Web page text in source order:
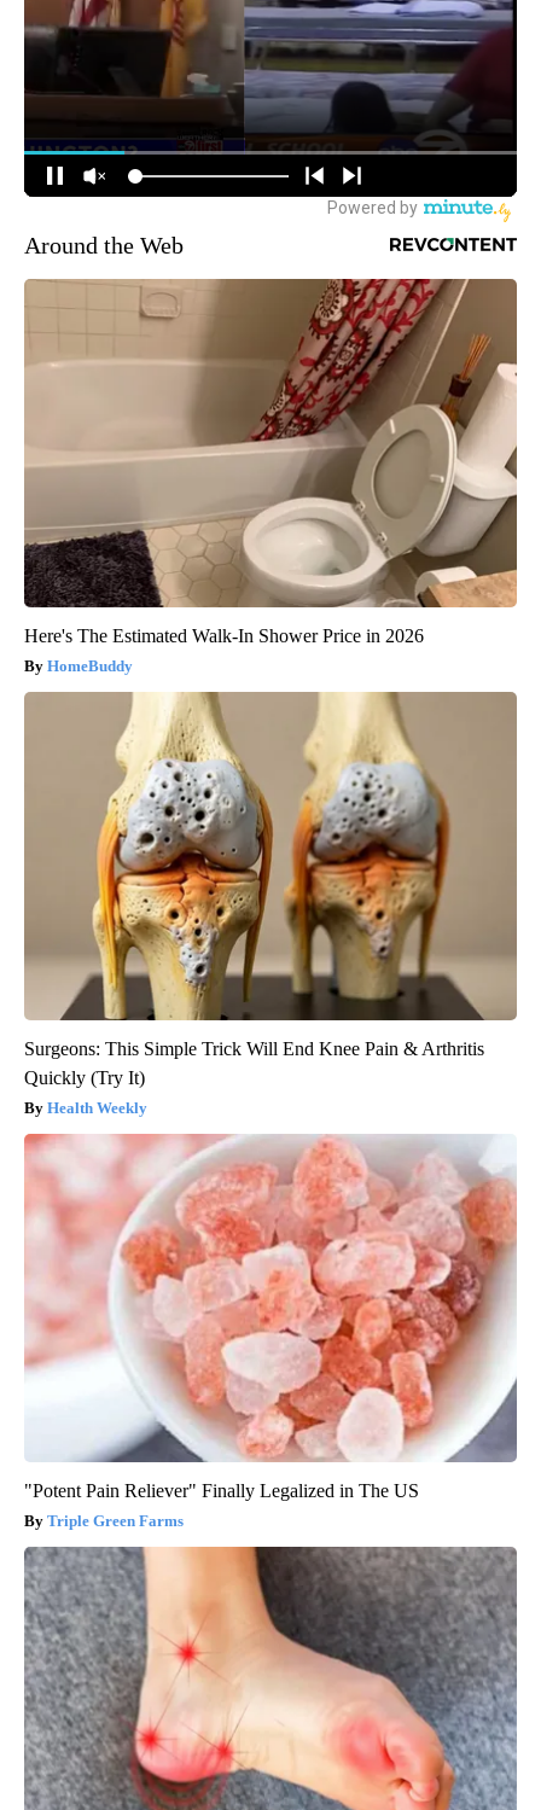
Around the Web
Here's The Estimated Walk-In Shower Price in 2026
HomeBuddy
Surgeons: This Simple Trick Will End Knee Pain & Arthritis
Quickly (Try It)
Health Weekly
"Potent Pain Reliever" Finally Legalized in The US
Triple Green Farms